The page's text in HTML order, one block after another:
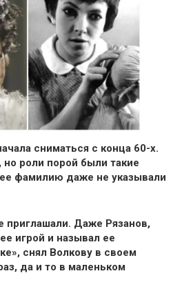
сниматься с конца 60-х.
роли порой были такие
фамилию даже не указывали
приглашали. Даже Рязанов,
игрой и называл ее
снял Волкову в своем
да и то в маленьком